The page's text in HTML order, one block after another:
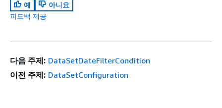
예
아니요
피드백 제공
다음 주제: DataSetDateFilterCondition
이전 주제: DataSetConfiguration